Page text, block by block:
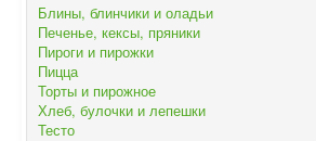
Блины, блинчики и оладьи
Печенье, кексы, пряники
Пироги и пирожки
Пицца
Торты и пирожное
Хлеб, булочки и лепешки
Тесто